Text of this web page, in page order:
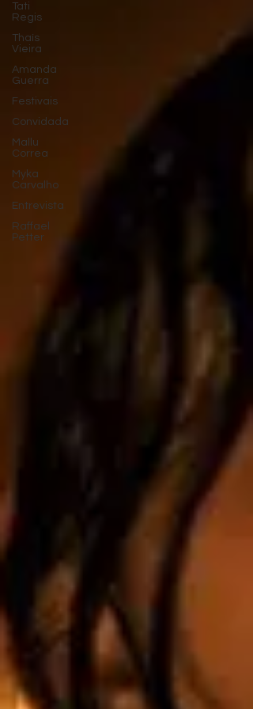
Tati
Regis
Thaís
Vieira
Amanda
Guerra
Festivais
Convidada
Mallu
Correa
Myka
Carvalho
Entrevista
Raffael
Petter